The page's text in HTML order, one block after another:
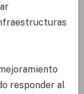
responder al